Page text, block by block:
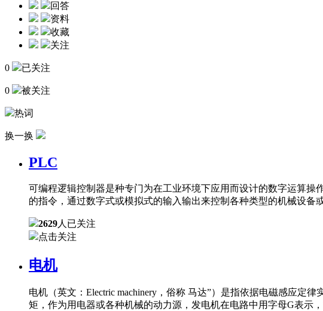
回答
资料
收藏
关注
0 已关注
0 被关注
热词
换一换
PLC
可编程逻辑控制器是种专门为在工业环境下应用而设计的数字运算
的指令，通过数字式或模拟式的输入输出来控制各种类型的机械设备
2629人已关注
点击关注
电机
电机（英文：Electric machinery，俗称 马达”）是指依据电磁感应定
矩，作为用电器或各种机械的动力源，发电机在电路中用字母G表示